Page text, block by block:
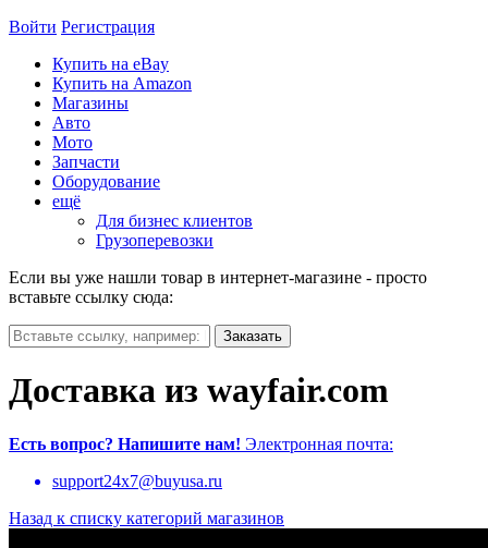
Войти Регистрация
Купить на eBay
Купить на Amazon
Магазины
Авто
Мото
Запчасти
Оборудование
ещё
Для бизнес клиентов
Грузоперевозки
Если вы уже нашли товар в интернет-магазине - просто
вставьте ссылку сюда:
Доставка из wayfair.com
Есть вопрос? Напишите нам! Электронная почта:
support24x7@buyusa.ru
Назад к списку категорий магазинов